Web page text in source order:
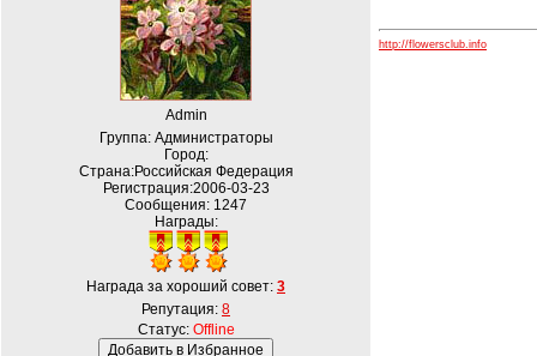
Admin
Группа: Администраторы
Город:
Страна:Российская Федерация
Регистрация:2006-03-23
Сообщения: 1247
Награды:
Награда за хороший совет: 3
Репутация: 8
Статус: Offline
http://flowersclub.info